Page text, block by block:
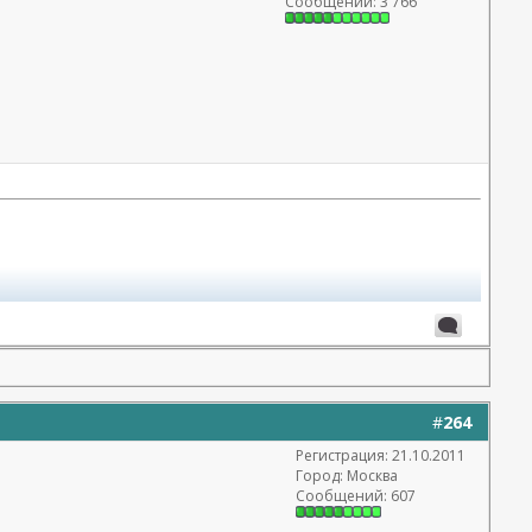
#264
Регистрация: 21.10.2011
Город: Москва
Сообщений: 607